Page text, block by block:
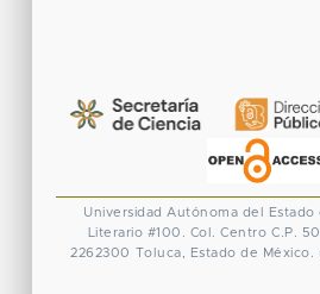
Universidad Autónoma del Estado
Literario #100. Col. Centro C.P.
2262300 Toluca, Estado de México.